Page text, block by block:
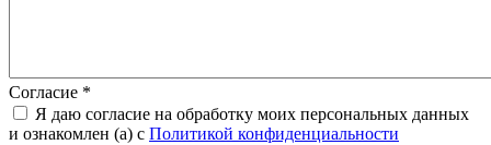
Согласие *
Я даю согласие на обработку моих персональных данных
и ознакомлен (а) с Политикой конфиденциальности